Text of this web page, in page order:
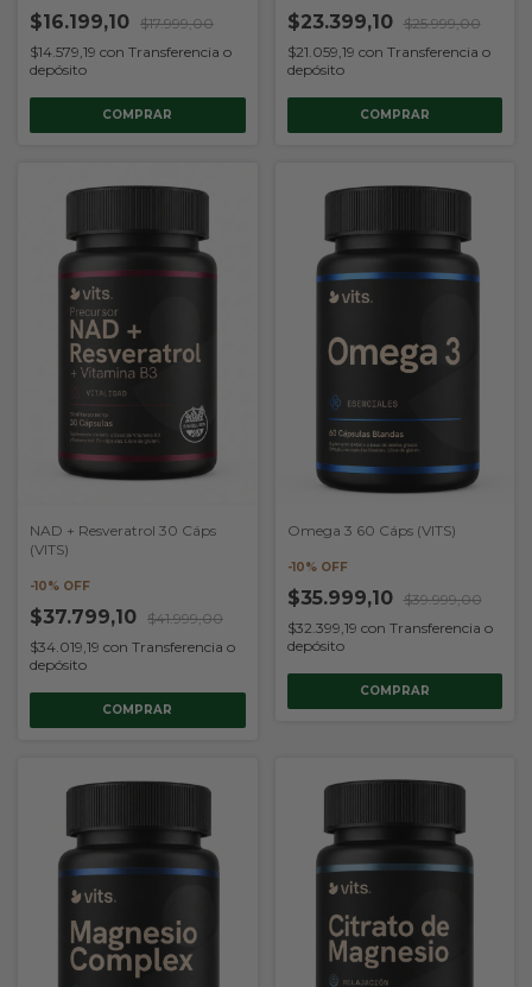
$16.199,10 $17.999,00
$14.579,19 con Transferencia o
depósito
$23.399,10 $25.999,00
$21.059,19 con Transferencia o
depósito
NAD + Resveratrol 30 Cáps
(VITS)
-10% OFF
$37.799,10 $41.999,00
$34.019,19 con Transferencia o
depósito
Omega 3 60 Cáps (VITS)
-10% OFF
$35.999,10 $39.999,00
$32.399,19 con Transferencia o
depósito